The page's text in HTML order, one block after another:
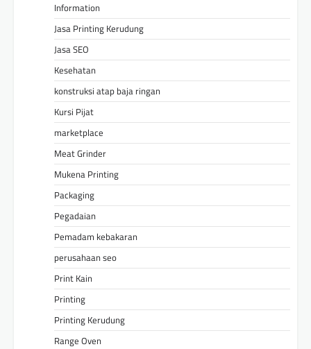
Information
Jasa Printing Kerudung
Jasa SEO
Kesehatan
konstruksi atap baja ringan
Kursi Pijat
marketplace
Meat Grinder
Mukena Printing
Packaging
Pegadaian
Pemadam kebakaran
perusahaan seo
Print Kain
Printing
Printing Kerudung
Range Oven